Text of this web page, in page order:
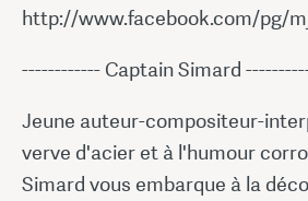
http://www.facebook.com/pg/
------------ Captain Simard
Jeune auteur-compositeur-
verve d'acier et à l'humour
Simard vous embarque à la